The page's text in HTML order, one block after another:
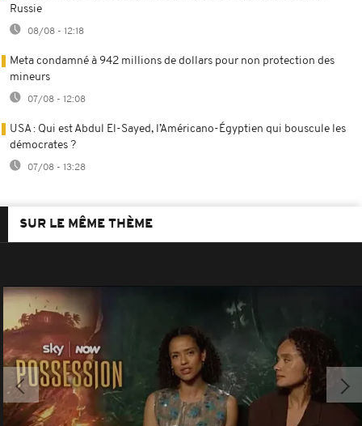
Russie
08/08 - 12:18
Meta condamné à 942 millions de dollars pour non protection des
mineurs
07/08 - 12:08
USA : Qui est Abdul El-Sayed, l’Américano-Égyptien qui bouscule les
démocrates ?
07/08 - 13:28
SUR LE MÊME THÈME